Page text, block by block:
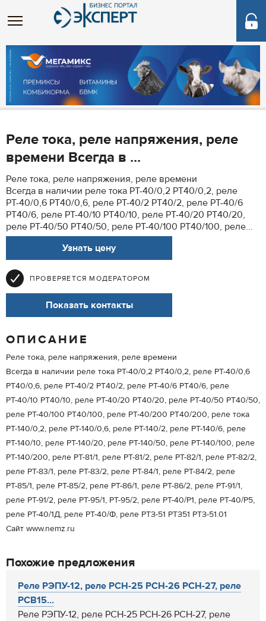
Реле тока, реле напряжения, реле
времени Всегда в ...
Реле тока, реле напряжения, реле времени
Всегда в наличии реле тока РТ-40/0,2 РТ40/0,2, реле
РТ-40/0,6 РТ40/0,6, реле РТ-40/2 РТ40/2, реле РТ-40/6
РТ40/6, реле РТ-40/10 РТ40/10, реле РТ-40/20 РТ40/20,
реле РТ-40/50 РТ40/50, реле РТ-40/100 РТ40/100, реле...
Узнать цену
ПРОВЕРЯЕТСЯ МОДЕРАТОРОМ
Показать контакты
ОПИСАНИЕ
Реле тока, реле напряжения, реле времени
Всегда в наличии реле тока РТ-40/0,2 РТ40/0,2, реле РТ-40/0,6
РТ40/0,6, реле РТ-40/2 РТ40/2, реле РТ-40/6 РТ40/6, реле
РТ-40/10 РТ40/10, реле РТ-40/20 РТ40/20, реле РТ-40/50 РТ40/50,
реле РТ-40/100 РТ40/100, реле РТ-40/200 РТ40/200, реле тока
РТ-140/0,2, реле РТ-140/0,6, реле РТ-140/2, реле РТ-140/6, реле
РТ-140/10, реле РТ-140/20, реле РТ-140/50, реле РТ-140/100, реле
РТ-140/200, реле РТ-81/1, реле РТ-81/2, реле РТ-82/1, реле РТ-82/2,
реле РТ-83/1, реле РТ-83/2, реле РТ-84/1, реле РТ-84/2, реле
РТ-85/1, реле РТ-85/2, реле РТ-86/1, реле РТ-86/2, реле РТ-91/1,
реле РТ-91/2, реле РТ-95/1, РТ-95/2, реле РТ-40/Р1, реле РТ-40/Р5,
реле РТ-40/1Д, реле РТ-40/Ф, реле РТЗ-51 РТЗ51 РТЗ-51.01
Сайт www.nemz.ru
Похожие предложения
Реле РЭПУ-12, реле РСН-25 РСН-26 РСН-27, реле
РСВ15...
Реле РЭПУ-12, реле РСН-25 РСН-26 РСН-27, реле